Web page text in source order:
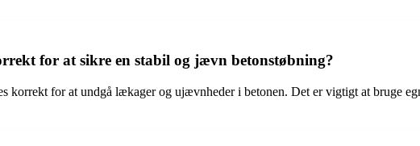
for at sikre en stabil og jævn betonstøbning?
korrekt for at undgå lækager og ujævnheder i betonen. Det er vigtigt at bruge